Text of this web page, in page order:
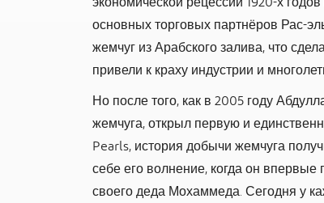
основных торговых партнёров
жемчуг из Арабского залива, что
привели к краху индустрии и
Но после того, как в 2005 году
жемчуга, открыл первую и
Pearls, история добычи жемчуга
себе его волнение, когда он
своего деда Мохаммеда. Сегодня у